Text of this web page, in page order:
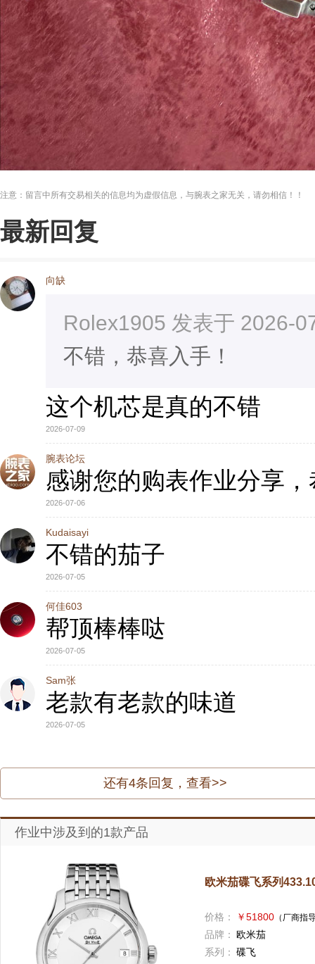
注意：留言中所有交易相关的信息均为虚假信息，与腕表之家无关，请勿相信！！
最新回复
向缺
Rolex1905 发表于 2026-
不错，恭喜入手！
这个机芯是真的不错
2026-07-09
腕表论坛
感谢您的购表作业分享
2026-07-06
Kudaisayi
不错的茄子
2026-07-05
何佳603
帮顶棒棒哒
2026-07-05
Sam张
老款有老款的味道
2026-07-05
还有4条回复，查看>>
作业中涉及到的1款产品
欧米茄碟飞系列
价格： ￥51800（厂商指
品牌： 欧米茄
系列： 碟飞